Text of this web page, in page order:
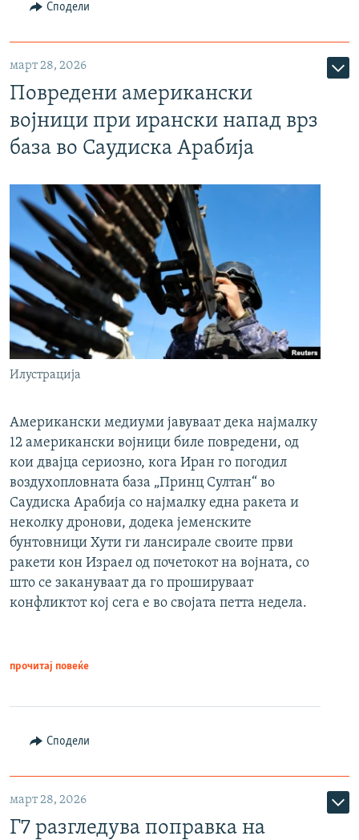
Сподели
март 28, 2026
Повредени американски
војници при ирански напад врз
база во Саудиска Арабија
Илустрација
Американски медиуми јавуваат дека најмалку
12 американски војници биле повредени, од
кои двајца сериозно, кога Иран го погодил
воздухопловната база „Принц Султан“ во
Саудиска Арабија со најмалку една ракета и
неколку дронови, додека јеменските
бунтовници Хути ги лансирале своите први
ракети кон Израел од почетокот на војната, со
што се закануваат да го прошируваат
конфликтот кој сега е во својата петта недела.
прочитај повеќе
Сподели
март 28, 2026
Г7 разгледува поправка на